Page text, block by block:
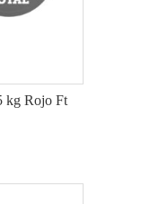
kg Rojo Ft